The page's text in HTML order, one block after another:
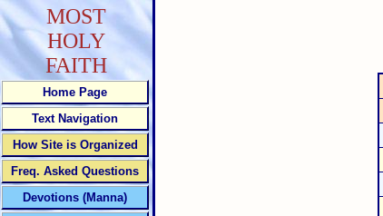
MOST
HOLY
FAITH
Home Page
Text Navigation
How Site is Organized
Freq. Asked Questions
Devotions (Manna)